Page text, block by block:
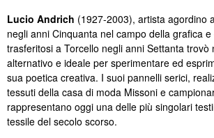
Lucio Andrich (1927-2003), artista agordino
negli anni Cinquanta nel campo della grafica
trasferitosi a Torcello negli anni Settanta trovò
alternativo e ideale per sperimentare ed
sua poetica creativa. I suoi pannelli serici,
tessuti della casa di moda Missoni e
rappresentano oggi una delle più singolari
tessile del secolo scorso.